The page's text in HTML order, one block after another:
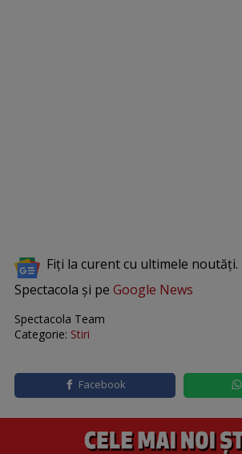
Fiți la curent cu ultimele noutăți.
Spectacola și pe Google News
Spectacola Team
Categorie: Stiri
Facebook